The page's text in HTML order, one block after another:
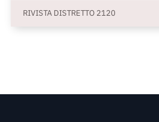
RIVISTA DISTRETTO 2120